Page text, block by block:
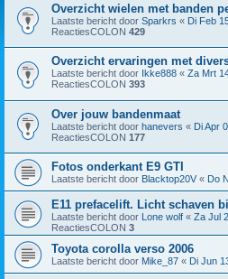
Overzicht wielen met banden
Laatste bericht door Sparkrs « Di Feb
ReactiesCOLON 429
Overzicht ervaringen met
Laatste bericht door Ikke888 « Za Mrt
ReactiesCOLON 393
Over jouw bandenmaat
Laatste bericht door hanevers « Di Apr
ReactiesCOLON 177
Fotos onderkant E9 GTI
Laatste bericht door Blacktop20V « Do
E11 prefacelift. Licht schaven
Laatste bericht door Lone wolf « Za Jul
ReactiesCOLON 3
Toyota corolla verso 2006
Laatste bericht door Mike_87 « Di Jun